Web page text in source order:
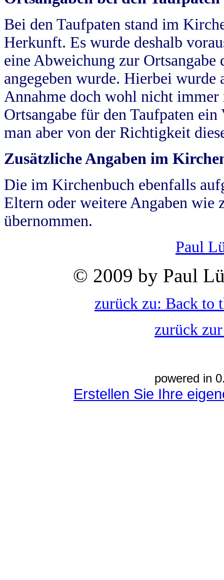
Bei den Taufpaten stand im
Herkunft. Es wurde deshalb
eine Abweichung zur
angegeben wurde. Hierbei wurde
Annahme doch wohl nicht
Ortsangabe für den Taufpaten
man aber von der Richtigkeit
Zusätzliche Angaben im
Die im Kirchenbuch ebenfalls
Eltern oder weitere Angaben wie
übernommen.
Paul
© 2009 by Paul
zurück zu: Back to
zurück
powered in
Erstellen Sie Ihre